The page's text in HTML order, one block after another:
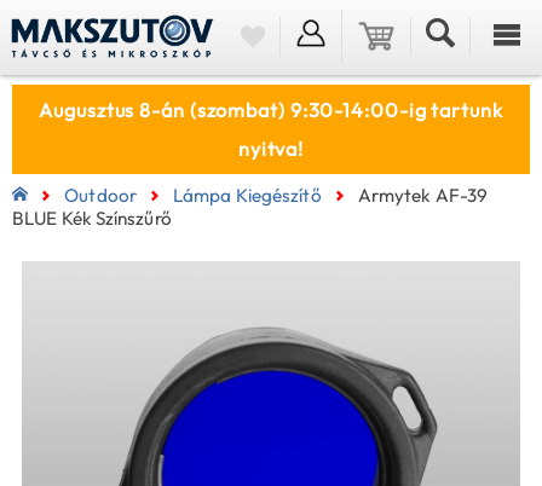
Augusztus 8-án (szombat) 9:30-14:00-ig tartunk
nyitva!
Outdoor Lámpa Kiegészítő
Armytek AF-39
BLUE Kék Színszűrő